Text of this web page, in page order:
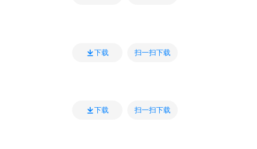
下载 扫一扫下载
下载 扫一扫下载